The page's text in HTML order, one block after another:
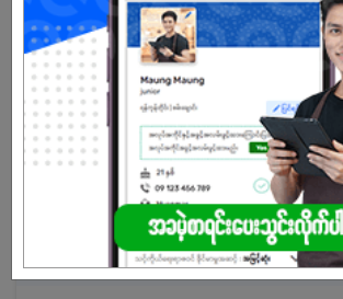
REGISTER NOW!
More Similar Jobs
Sales and Marketing Manager
Gloria'outfit Designer Clothing Brand
Mingalartaungnyunt | Yangon
Sales Driver (Way)
May Nan San Thu Co.,Ltd
Bahan | Yangon